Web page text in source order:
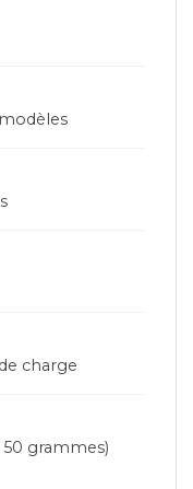
charge
grammes)